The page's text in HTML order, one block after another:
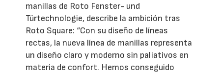
manillas de Roto Fenster- und
Türtechnologie, describe la ambición tras
Roto Square: “Con su diseño de líneas
rectas, la nueva línea de manillas representa
un diseño claro y moderno sin paliativos en
materia de confort. Hemos conseguido